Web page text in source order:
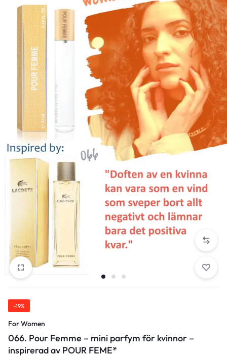
Sign in
-19%
For Women
066. Pour Femme – mini parfym för kvinnor –
inspirerad av POUR FEME*